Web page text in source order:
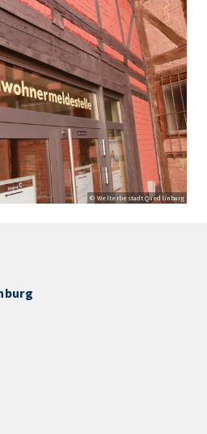
© Welterbestadt Quedlinburg